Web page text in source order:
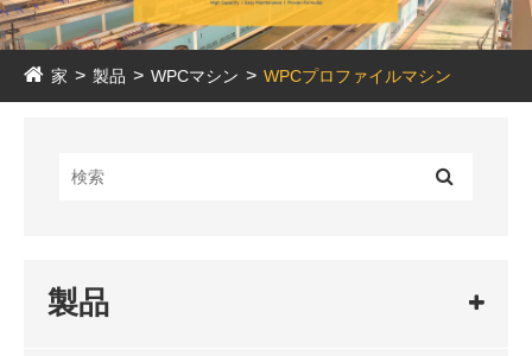
家 製品 WPCマシン WPCプロファイルマシン
製品